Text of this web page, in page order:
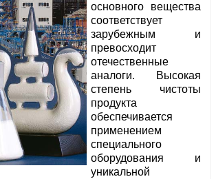
основного вещества
соответствует
зарубежным и
превосходит
отечественные
аналоги. Высокая
степень чистоты
продукта
обеспечивается
применением
специального
оборудования и
уникальной